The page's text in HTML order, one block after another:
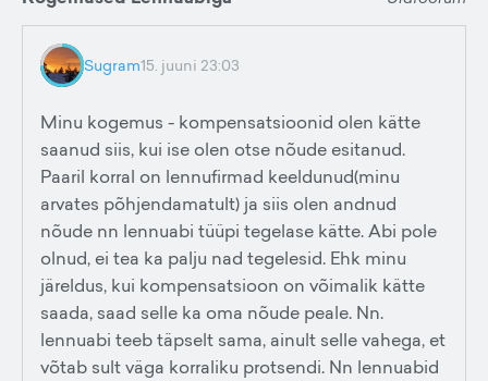
Sugram15. juuni 23:03
Minu kogemus - kompensatsioonid olen kätte
saanud siis, kui ise olen otse nõude esitanud.
Paaril korral on lennufirmad keeldunud(minu
arvates põhjendamatult) ja siis olen andnud
nõude nn lennuabi tüüpi tegelase kätte. Abi pole
olnud, ei tea ka palju nad tegelesid. Ehk minu
järeldus, kui kompensatsioon on võimalik kätte
saada, saad selle ka oma nõude peale. Nn.
lennuabi teeb täpselt sama, ainult selle vahega, et
võtab sult väga korraliku protsendi. Nn lennuabid